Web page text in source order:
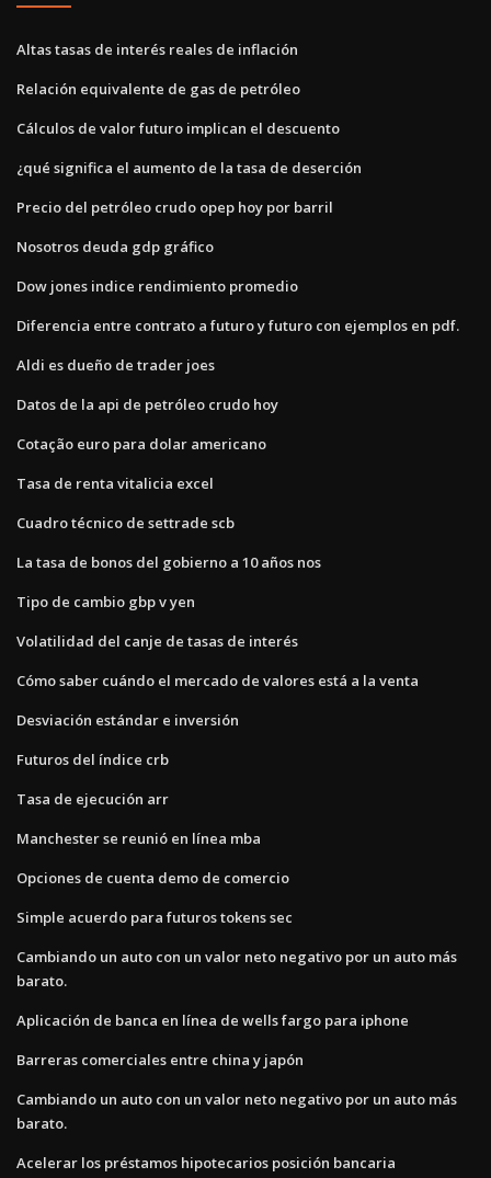
Altas tasas de interés reales de inflación
Relación equivalente de gas de petróleo
Cálculos de valor futuro implican el descuento
¿qué significa el aumento de la tasa de deserción
Precio del petróleo crudo opep hoy por barril
Nosotros deuda gdp gráfico
Dow jones indice rendimiento promedio
Diferencia entre contrato a futuro y futuro con ejemplos en pdf.
Aldi es dueño de trader joes
Datos de la api de petróleo crudo hoy
Cotação euro para dolar americano
Tasa de renta vitalicia excel
Cuadro técnico de settrade scb
La tasa de bonos del gobierno a 10 años nos
Tipo de cambio gbp v yen
Volatilidad del canje de tasas de interés
Cómo saber cuándo el mercado de valores está a la venta
Desviación estándar e inversión
Futuros del índice crb
Tasa de ejecución arr
Manchester se reunió en línea mba
Opciones de cuenta demo de comercio
Simple acuerdo para futuros tokens sec
Cambiando un auto con un valor neto negativo por un auto más
barato.
Aplicación de banca en línea de wells fargo para iphone
Barreras comerciales entre china y japón
Cambiando un auto con un valor neto negativo por un auto más
barato.
Acelerar los préstamos hipotecarios posición bancaria